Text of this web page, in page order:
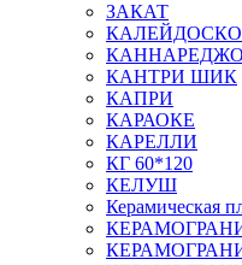
ЗАКАТ
КАННАРЕДЖО
КАНТРИ ШИК
КАПРИ
КАРАОКЕ
КАРЕЛЛИ
КГ 60*120
КЕЛУШ
Керамическая